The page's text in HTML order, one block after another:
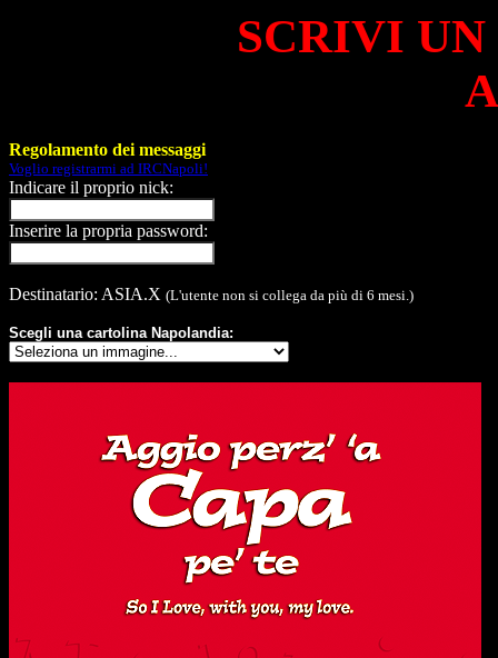
SCRIVI
Regolamento dei messaggi
Voglio registrarmi ad IRCNapoli!
Indicare il proprio nick:
Inserire la propria password:
Destinatario: ASIA.X (L'utente non si collega da più di 6 mesi.)
Scegli una cartolina Napolandia: